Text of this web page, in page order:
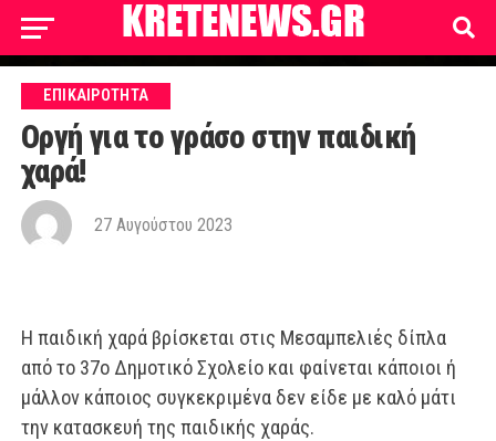
ΕΠΙΚΑΙΡΟΤΗΤΑ
Οργή για το γράσο στην παιδική
χαρά!
27 Αυγούστου 2023
Η παιδική χαρά βρίσκεται στις Μεσαμπελιές δίπλα
από το 37ο Δημοτικό Σχολείο και φαίνεται κάποιοι ή
μάλλον κάποιος συγκεκριμένα δεν είδε με καλό μάτι
την κατασκευή της παιδικής χαράς.